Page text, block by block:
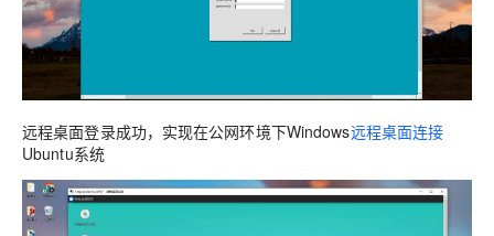
远程桌面登录成功，实现在公网环境下Windows远程桌面连接
Ubuntu系统